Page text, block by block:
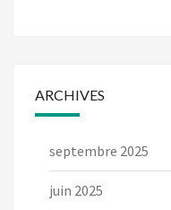
ARCHIVES
septembre 2025
juin 2025